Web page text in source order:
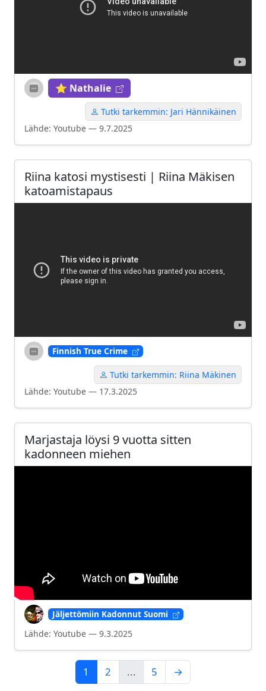
⭐ Nathalie
Tutki tarkemmin: Jari Hännikäinen
Lähde: Youtube — 9.7.2025
Riina katosi mystisesti | Riina Mäkisen
katoamistapaus
Finnish True Crime
Tutki tarkemmin: Riina Mäkinen
Lähde: Youtube — 17.3.2025
Marjastaja löysi 9 vuotta sitten
kadonneen miehen
Jäljettömiin Kadonnut Suomi
Lähde: Youtube — 9.3.2025
1 2 ... 5 →